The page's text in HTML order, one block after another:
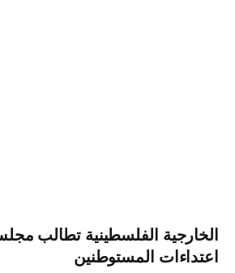
الخارجية الفلسطينية تطالب
اعتداءات المستوطنين